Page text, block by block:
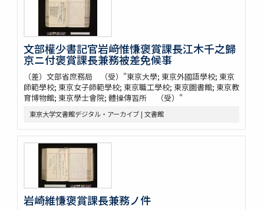
文部權少書記官岩﨑惟慊褒賞課長江木千之歸
京ニ付褒賞課長兼務被差免候事
（差）文部省庶務局 （受）"東京大學; 東京外國語學校; 東京
師範學校; 東京女子師範學校; 東京職工學校; 東京圖書館; 東京教
育博物館; 東京學士會院; 體操傳習所 （受）"
東京大学文書館デジタル・アーカイブ | 文書館
岩崎維慊褒賞課長兼務ノ件